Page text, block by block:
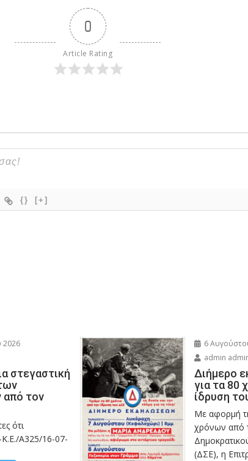
0
Article Rating
{} [+]
2026
στεγαστική
από τον
ότι
Κ.Ε./Α325/16-07-
6
admin
Διήμερο
για τα 80
ίδρυση
Με αφορμή
χρόνων από
(ΔΣΕ), η